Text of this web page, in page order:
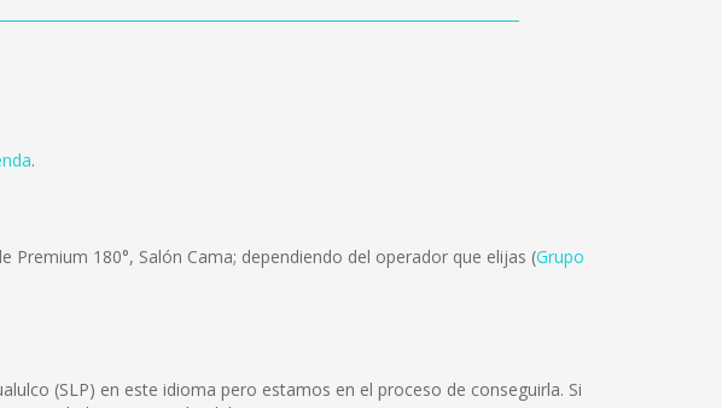
.
Premium 180°, Salón Cama; dependiendo del operador que elijas (Grupo
(SLP) en este idioma pero estamos en el proceso de conseguirla. Si